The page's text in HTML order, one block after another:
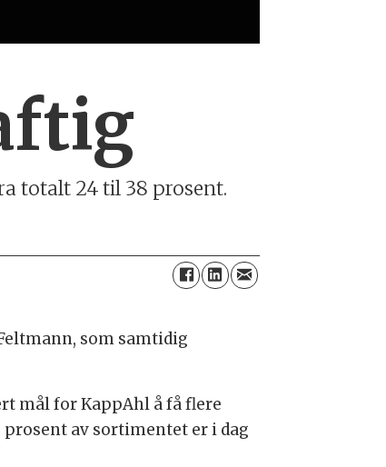
totalt 24 til 38 prosent.
som samtidig
mål for KappAhl å få flere
av sortimentet er i dag